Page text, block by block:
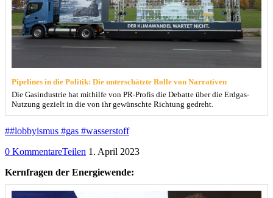
Pipelines in die Politik: Die unterschätzte Rolle von Narrativen
Die Gasindustrie hat mithilfe von PR-Profis die Debatte über die Erdgas-
Nutzung gezielt in die von ihr gewünschte Richtung gedreht.
##lobbyismus #gas #wasserstoff
0 KommentareTeilen 1. April 2023
Kernfragen der Energiewende: